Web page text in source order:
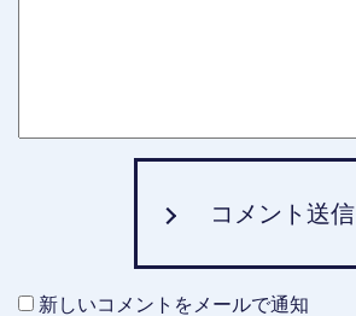
コメント送信
新しいコメントをメールで通知